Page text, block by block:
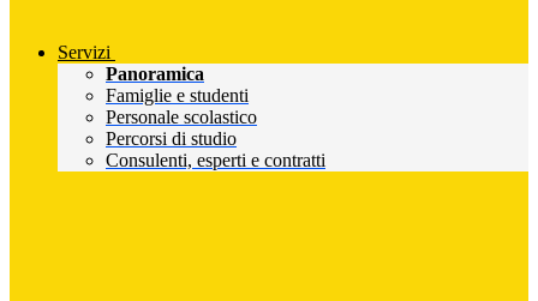
Servizi
Panoramica
Famiglie e studenti
Personale scolastico
Percorsi di studio
Consulenti, esperti e contratti